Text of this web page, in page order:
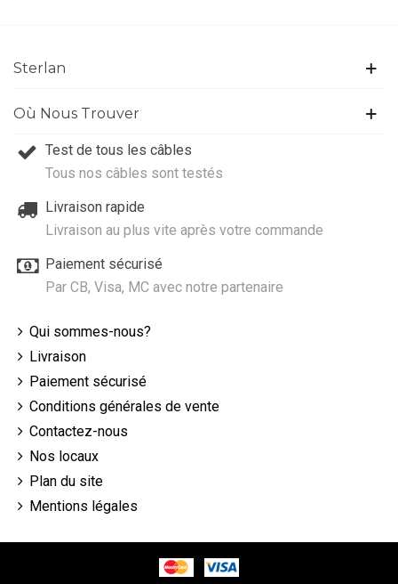
Sterlan
Où Nous Trouver
Test de tous les câbles
Tous nos câbles sont testés
Livraison rapide
Livraison au plus vite après votre commande
Paiement sécurisé
Par CB, Visa, MC avec notre partenaire
Qui sommes-nous?
Livraison
Paiement sécurisé
Conditions générales de vente
Contactez-nous
Nos locaux
Plan du site
Mentions légales